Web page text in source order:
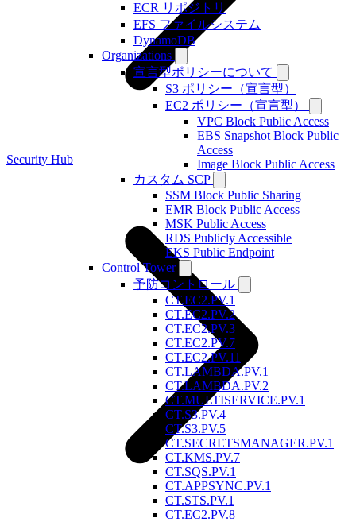
ECR リポジトリ
EFS ファイルシステム
DynamoDB
Organizations
宣言型ポリシーについて
S3 ポリシー（宣言型）
EC2 ポリシー（宣言型）
VPC Block Public Access
EBS Snapshot Block Public
Access
Image Block Public Access
カスタム SCP
SSM Block Public Sharing
EMR Block Public Access
MSK Public Access
RDS Publicly Accessible
EKS Public Endpoint
Control Tower
予防コントロール
CT.EC2.PV.1
CT.EC2.PV.2
CT.EC2.PV.3
CT.EC2.PV.7
CT.EC2.PV.11
CT.LAMBDA.PV.1
CT.LAMBDA.PV.2
CT.MULTISERVICE.PV.1
CT.S3.PV.4
CT.S3.PV.5
CT.SECRETSMANAGER.PV.1
CT.KMS.PV.7
CT.SQS.PV.1
CT.APPSYNC.PV.1
CT.STS.PV.1
CT.EC2.PV.8
Security Hub